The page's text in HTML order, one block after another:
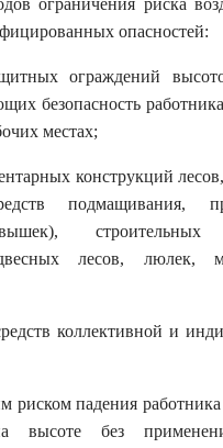
ограничения риска
опасностей:
ограждений
безопасность
местах;
конструкций
подмащивания,
строительных
лесов, люлек,
коллективной и
риском падения
высоте без